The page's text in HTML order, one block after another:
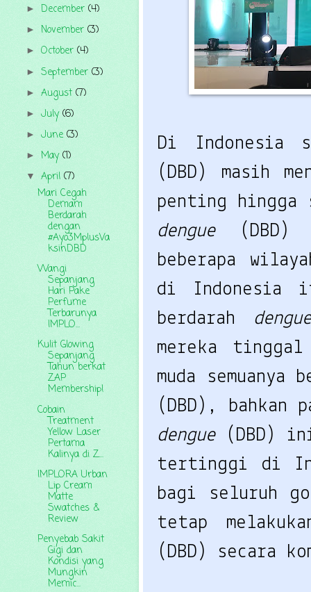
Di Indonesia
(DBD) masih
dengue
beberapa
di Indonesia
berdarah
mereka tinggal
muda
dengue
(DBD)
tertinggi di
bagi seluruh
tetap
(DBD) secara
► December (4)
► November (3)
► October (4)
► September (3)
► August (7)
► July(6)
► June (3)
► May(1)
▼ April (7)
Mari Cegah
Demam
Berdarah
dengan
#Ayo3MplusVa
ksinDBD
Wangi
Sepanjang
Hari Pake
Perfume
Terbarunya
IMPLO...
Kulit Glowing
Sepanjang
Tahun berkat
ZAP
Membership!
Cobain
Treatment
Yellow Laser
Pertama
Kalinya di Z...
IMPLORA Urban
Lip Cream
Matte
Swatches &
Review
Penyebab Sakit
Gigi dan
Kondisi yang
Mungkin
Memic...